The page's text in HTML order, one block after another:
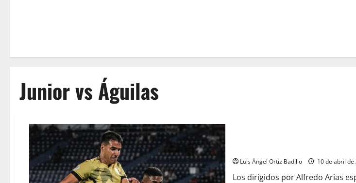
Junior vs Águilas
Luis Ángel Ortiz Badillo 10 de abril de
Los dirigidos por Alfredo Arias